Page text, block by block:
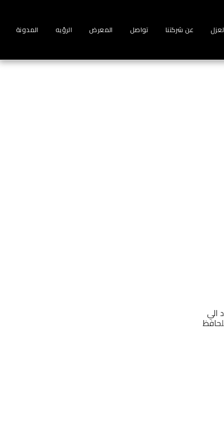
عن شركتنا تواصل المعرض الرؤيه المدونة
الي